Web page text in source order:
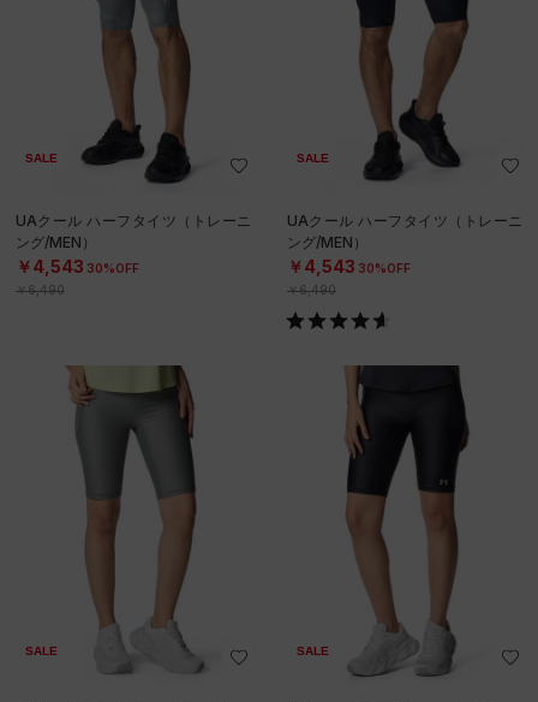
SALE
UAクール ハーフタイツ（トレーニ
ング/MEN）
￥4,543 30%OFF
￥6,490
SALE
UAクール ハーフタイツ（トレーニ
ング/MEN）
￥4,543 30%OFF
￥6,490
SALE SALE